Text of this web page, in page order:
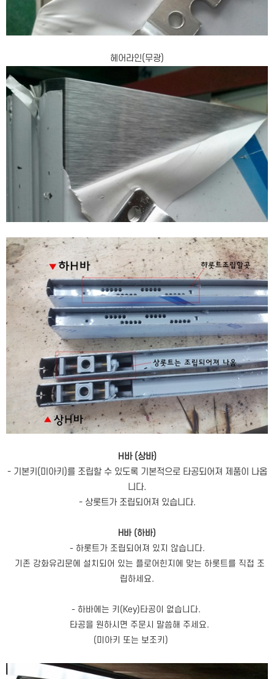
헤어라인(무광)
H바 (상바)
- 기본키(미아키)를 조립할 수 있도록 기본적으로 타공되어져 제품이 나옵
니다.
- 상롯트가 조립되어져 있습니다.
H바 (하바)
- 하롯트가 조립되어져 있지 않습니다.
기존 강화유리문에 설치되어 있는 플로어힌지에 맞는 하롯트를 직접 조
립하세요.
- 하바에는 키(Key)타공이 없습니다.
타공을 원하시면 주문시 말씀해 주세요.
(미아키 또는 보조키)